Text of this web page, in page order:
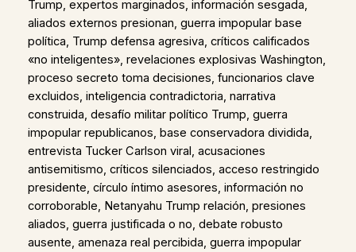
Trump, expertos marginados, información sesgada,
aliados externos presionan, guerra impopular base
política, Trump defensa agresiva, críticos calificados
«no inteligentes», revelaciones explosivas Washington,
proceso secreto toma decisiones, funcionarios clave
excluidos, inteligencia contradictoria, narrativa
construida, desafío militar político Trump, guerra
impopular republicanos, base conservadora dividida,
entrevista Tucker Carlson viral, acusaciones
antisemitismo, críticos silenciados, acceso restringido
presidente, círculo íntimo asesores, información no
corroborable, Netanyahu Trump relación, presiones
aliados, guerra justificada o no, debate robusto
ausente, amenaza real percibida, guerra impopular